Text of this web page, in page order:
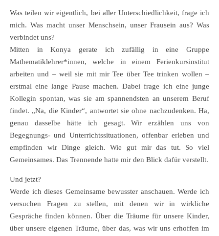
Was teilen wir eigentlich, bei aller Unterschiedlichkeit, frage ich
mich. Was macht unser Menschsein, unser Frausein aus? Was
verbindet uns?
Mitten in Konya gerate ich zufällig in eine Gruppe
Mathematiklehrer*innen, welche in einem Ferienkursinstitut
arbeiten und – weil sie mit mir Tee über Tee trinken wollen –
erstmal eine lange Pause machen. Dabei frage ich eine junge
Kollegin spontan, was sie am spannendsten an unserem Beruf
findet. „Na, die Kinder“, antwortet sie ohne nachzudenken. Ha,
genau dasselbe hätte ich gesagt. Wir erzählen uns von
Begegnungs- und Unterrichtssituationen, offenbar erleben und
empfinden wir Dinge gleich. Wie gut mir das tut. So viel
Gemeinsames. Das Trennende hatte mir den Blick dafür verstellt.
Und jetzt?
Werde ich dieses Gemeinsame bewusster anschauen. Werde ich
versuchen Fragen zu stellen, mit denen wir in wirkliche
Gespräche finden können. Über die Träume für unsere Kinder,
über unsere eigenen Träume, über das, was wir uns erhoffen im